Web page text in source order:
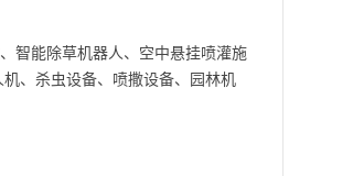
智能除草机器人、空中悬挂喷灌施
、杀虫设备、喷撒设备、园林机